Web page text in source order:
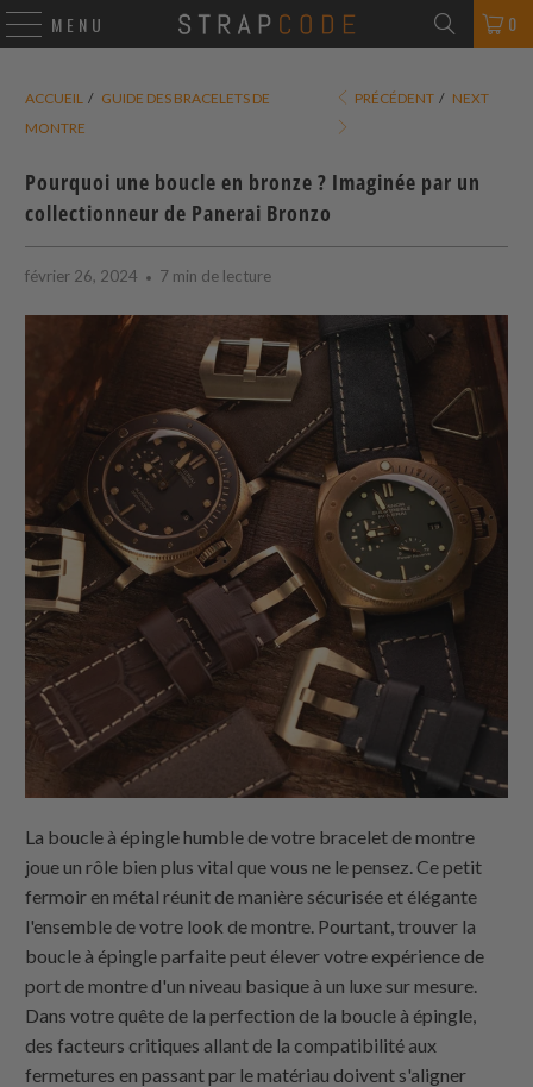
MENU 0
ACCUEIL / GUIDE DES BRACELETS DE
MONTRE
PRÉCÉDENT / NEXT
Pourquoi une boucle en bronze ? Imaginée par un
collectionneur de Panerai Bronzo
février 26, 2024 7 min de lecture
La boucle à épingle humble de votre bracelet de montre
joue un rôle bien plus vital que vous ne le pensez. Ce petit
fermoir en métal réunit de manière sécurisée et élégante
l'ensemble de votre look de montre. Pourtant, trouver la
boucle à épingle parfaite peut élever votre expérience de
port de montre d'un niveau basique à un luxe sur mesure.
Dans votre quête de la perfection de la boucle à épingle,
des facteurs critiques allant de la compatibilité aux
fermetures en passant par le matériau doivent s'aligner